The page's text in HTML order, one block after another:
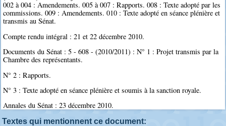
002 à 004 : Amendements. 005 à 007 : Rapports. 008 : Texte adopté par les
commissions. 009 : Amendements. 010 : Texte adopté en séance plénière et
transmis au Sénat.
Compte rendu intégral : 21 et 22 décembre 2010.
Documents du Sénat : 5 - 608 - (2010/2011) : N° 1 : Projet transmis par la
Chambre des représentants.
N° 2 : Rapports.
N° 3 : Texte adopté en séance plénière et soumis à la sanction royale.
Annales du Sénat : 23 décembre 2010.
Textes qui mentionnent ce document: